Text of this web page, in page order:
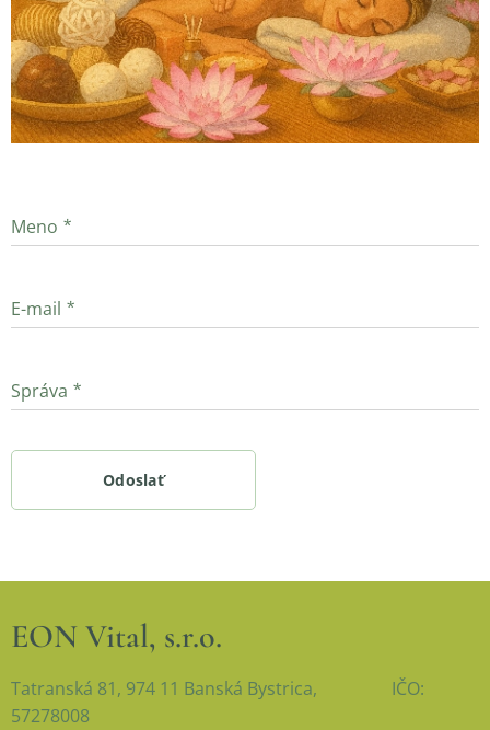
Meno
E-mail
Správa
Odoslať
EON Vital, s.r.o.
Tatranská 81, 974 11 Banská Bystrica, IČO:
57278008